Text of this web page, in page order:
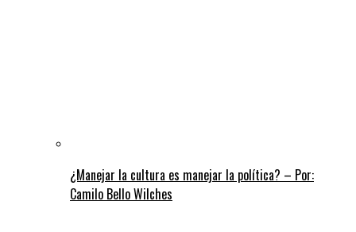
¿Manejar la cultura es manejar la política? – Por:
Camilo Bello Wilches